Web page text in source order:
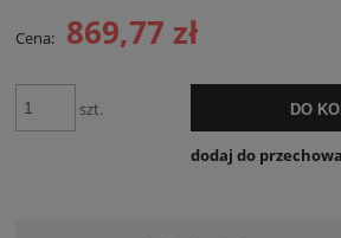
Cena: 869,77 zł
szt. DO
dodaj do